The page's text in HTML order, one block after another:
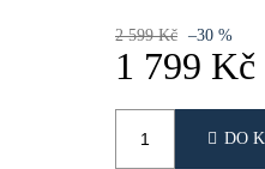
2 599 Kč –30 %
1 799 Kč
DO